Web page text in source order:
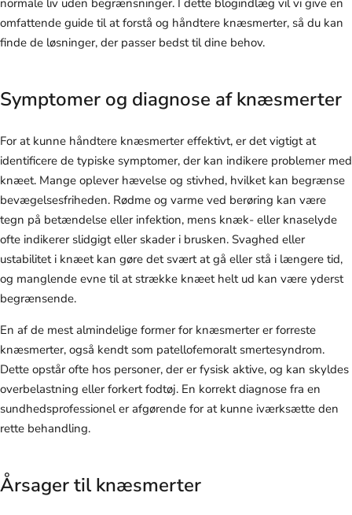
omfattende guide til at forstå og håndtere knæsmerter, så du kan
finde de løsninger, der passer bedst til dine behov.
Symptomer og diagnose af knæsmerter
For at kunne håndtere knæsmerter effektivt, er det vigtigt at
identificere de typiske symptomer, der kan indikere problemer med
knæet. Mange oplever hævelse og stivhed, hvilket kan begrænse
bevægelsesfriheden. Rødme og varme ved berøring kan være
tegn på betændelse eller infektion, mens knæk- eller knaselyde
ofte indikerer slidgigt eller skader i brusken. Svaghed eller
ustabilitet i knæet kan gøre det svært at gå eller stå i længere tid,
og manglende evne til at strække knæet helt ud kan være yderst
begrænsende.
En af de mest almindelige former for knæsmerter er forreste
knæsmerter, også kendt som patellofemoralt smertesyndrom.
Dette opstår ofte hos personer, der er fysisk aktive, og kan skyldes
overbelastning eller forkert fodtøj. En korrekt diagnose fra en
sundhedsprofessionel er afgørende for at kunne iværksætte den
rette behandling.
Årsager til knæsmerter